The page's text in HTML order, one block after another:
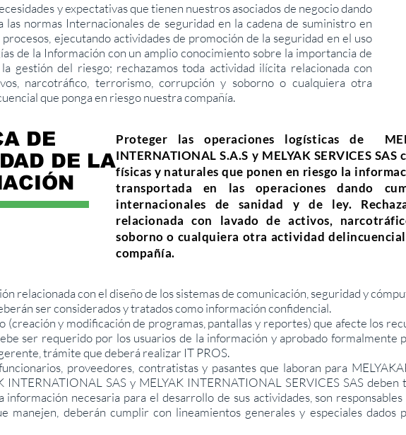
y expectativas que tienen nuestros asociados de negocio dando
las normas Internacionales de seguridad en la cadena de suministro en
ejecutando actividades de promoción de la seguridad en el uso
de la Información con un amplio conocimiento sobre la importancia de
gestión del riesgo; rechazamos toda actividad ilícita relacionada con
narcotráfico, terrorismo, corrupción y soborno o cualquiera otra
que ponga en riesgo nuestra compañía.
DE
DE LA
Proteger las operaciones logísticas de
INTERNATIONAL S.A.S y MELYAK SERVICES
físicas y naturales que ponen en riesgo la
transportada en las operaciones dando
internacionales de sanidad y de ley.
relacionada con lavado de activos,
soborno o cualquiera otra actividad
compañía.
relacionada con el diseño de los sistemas de comunicación, seguridad y
ser considerados y tratados como información confidencial.
(creación y modificación de programas, pantallas y reportes) que afecte los
ser requerido por los usuarios de la información y aprobado formalmente
trámite que deberá realizar IT PROS.
proveedores, contratistas y pasantes que laboran para
INTERNATIONAL SAS y MELYAK INTERNATIONAL SERVICES SAS deben
información necesaria para el desarrollo de sus actividades, son responsables
manejen, deberán cumplir con lineamientos generales y especiales dados